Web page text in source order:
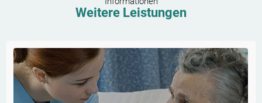
Weitere Leistungen